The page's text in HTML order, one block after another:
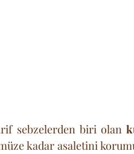
sebzelerden biri olan
kadar asaletini